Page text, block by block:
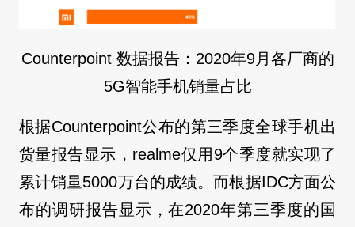
Counterpoint 数据报告：2020年9月各厂商的
5G智能手机销量占比
根据Counterpoint公布的第三季度全球手机出
货量报告显示，realme仅用9个季度就实现了
累计销量5000万台的成绩。而根据IDC方面公
布的调研报告显示，在2020年第三季度的国